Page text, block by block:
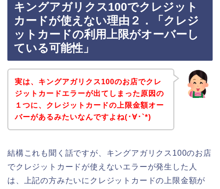
キングアガリクス100でクレジット
カードが使えない理由２．「クレジ
ットカードの利用上限がオーバーし
ている可能性」
実は、キングアガリクス100のお店でクレ
ジットカードエラーが出てしまった原因の
１つに、クレジットカードの上限金額オー
バーがあるみたいなんですよね(･∀･`*)
結構これも聞く話ですが、キングアガリクス100のお店
でクレジットカードが使えないエラーが発生した人
は、上記の方みたいにクレジットカードの上限金額が